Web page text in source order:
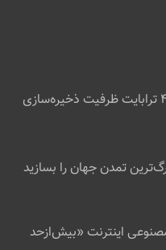
این کارت حافظه کوچک ۴ ترابایت ظرفیت ذخیره‌سازی
اینترنت «بیش‌از‌حد